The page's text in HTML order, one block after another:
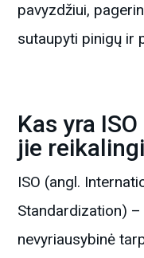
pavyzdžiui,
sutaupyti pinigų ir
Kas yra
jie reikalingi
ISO (angl.
Standardization)
nevyriausybinė